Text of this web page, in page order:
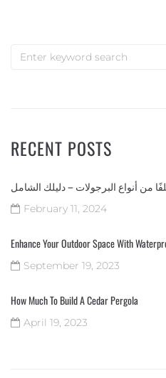
RECENT POSTS
February 11, 2024
Enhance Your Outdoor Space With
September 19, 2023
How Much To Build A Cedar Pergola
April 19, 2023